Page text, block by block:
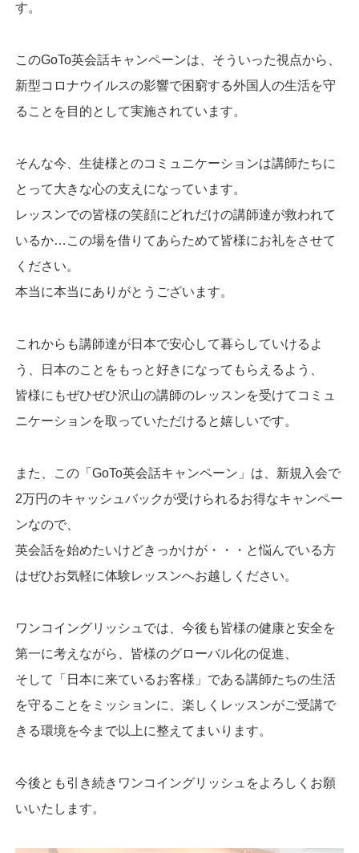
す。
このGoTo英会話キャンペーンは、そういった視点から、
新型コロナウイルスの影響で困窮する外国人の生活を守
ることを目的として実施されています。
そんな今、生徒様とのコミュニケーションは講師たちに
とって大きな心の支えになっています。
レッスンでの皆様の笑顔にどれだけの講師達が救われて
いるか…この場を借りてあらためて皆様にお礼をさせて
ください。
本当に本当にありがとうございます。
これからも講師達が日本で安心して暮らしていけるよ
う、日本のことをもっと好きになってもらえるよう、
皆様にもぜひぜひ沢山の講師のレッスンを受けてコミュ
ニケーションを取っていただけると嬉しいです。
また、この「GoTo英会話キャンペーン」は、新規入会で
2万円のキャッシュバックが受けられるお得なキャンペー
ンなので、
英会話を始めたいけどきっかけが・・・と悩んでいる方
はぜひお気軽に体験レッスンへお越しください。
ワンコイングリッシュでは、今後も皆様の健康と安全を
第一に考えながら、皆様のグローバル化の促進、
そして「日本に来ているお客様」である講師たちの生活
を守ることをミッションに、楽しくレッスンがご受講で
きる環境を今まで以上に整えてまいります。
今後とも引き続きワンコイングリッシュをよろしくお願
いいたします。